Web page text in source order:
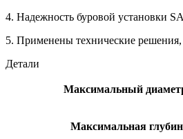
4. Надежность буровой установки
5. Применены технические
Детали
Максимальный
Максимальная